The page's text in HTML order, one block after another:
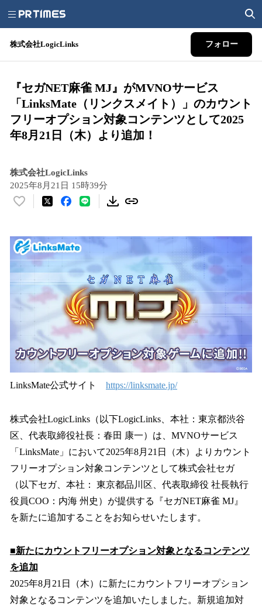
株式会社LogicLinks フォロー
『セガNET麻雀 MJ』がMVNOサービス
「LinksMate（リンクスメイト）」のカウント
フリーオプション対象コンテンツとして2025
年8月21日（木）より追加！
株式会社LogicLinks
2025年8月21日 15時39分
い
！
数
読
み
す
LinksMate公式サイト https://linksmate.jp/
株式会社LogicLinks（以下LogicLinks、本社：東京都渋谷
区、代表取締役社長：春田 康一）は、MVNOサービス
「LinksMate」において2025年8月21日（木）よりカウント
フリーオプション対象コンテンツとして株式会社セガ
（以下セガ、本社： 東京都品川区、代表取締役 社長執行
役員COO：内海 州史）が提供する『セガNET麻雀 MJ』
を新たに追加することをお知らせいたします。
■新たにカウントフリーオプション対象となるコンテンツ
を追加
2025年8月21日（木）に新たにカウントフリーオプション
対象となるコンテンツを追加いたしました。新規追加対